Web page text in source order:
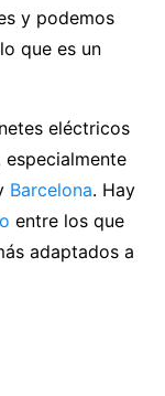
y podemos
que es un
eléctricos
especialmente
Barcelona. Hay
entre los que
adaptados a